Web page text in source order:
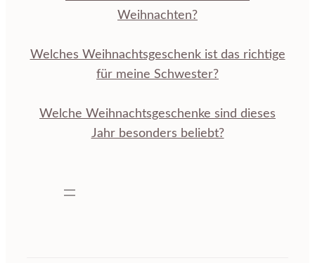
Weihnachten?
Welches Weihnachtsgeschenk ist das richtige
für meine Schwester?
Welche Weihnachtsgeschenke sind dieses
Jahr besonders beliebt?